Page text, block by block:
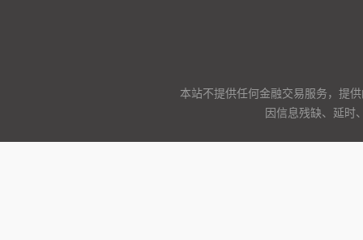
本站不提供任何金融交易服务，提
因信息残缺、延时